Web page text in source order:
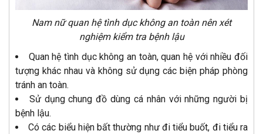
Nam nữ quan hệ tình dục không an toàn nên xét
nghiệm kiểm tra bệnh lậu
Quan hệ tình dục không an toàn, quan hệ với nhiều đối
tượng khác nhau và không sử dụng các biện pháp phòng
tránh an toàn.
Sử dụng chung đồ dùng cá nhân với những người bị
bệnh lậu.
Có các biểu hiện bất thường như đi tiểu buốt, đi tiểu ra